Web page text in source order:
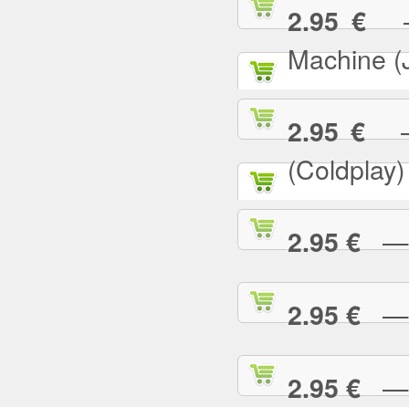
2.95 €—
Machine
2.95 €—
(Coldplay)
2.95 €—
2.95 €—
2.95 €—